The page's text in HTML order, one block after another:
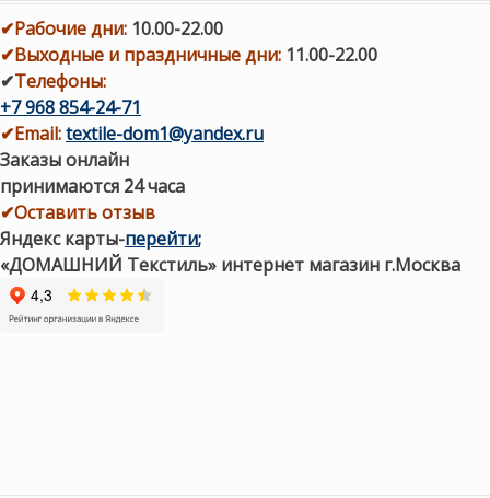
✔Рабочие дни: 10.00-22.00
✔Выходные и праздничные дни: 11.00-22.00
✔Телефоны:
+7 968 854-24-71
✔Email:textile-dom1@yandex.ru
Заказы онлайн
принимаются 24 часа
✔Оставить отзыв
Яндекс карты-перейти;
«ДОМАШНИЙ Текстиль» интернет магазин г.Москва